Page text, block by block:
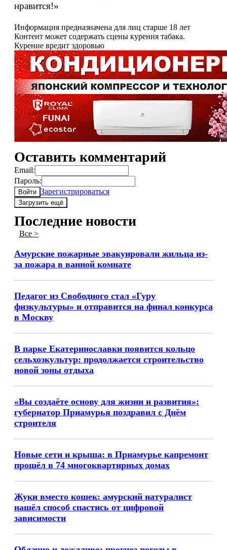
нравится!»
Информация предназначена для лиц старше 18 лет
Контент может содержать сцены курения табака.
Курение вредит здоровью
Оставить комментарий
Email:
Пароль:
Войти Зарегистрироваться
Загрузить ещё
Последние новости
Все >
Амурские пожарные эвакуировали жильца из-
за пожара в ванной комнате
Педагог из Свободного стал «Гуру
физкультуры» и отправится на финал конкурса
в Москву
В парке Екатеринославки появится кольцо
сельхозкультур: продолжается строительство
новой зоны отдыха
«Вы создаёте основу для жизни и развития»:
губернатор Приамурья поздравил с Днём
строителя
Новые сети и крыша: в Приамурье капремонт
прошёл в 74 многоквартирных домах
Жуки вместо кошек: амурский натуралист
нашёл способ спастись от цифровой
зависимости